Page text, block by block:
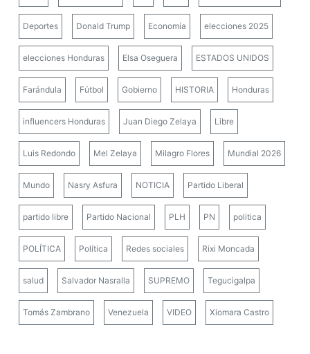
Deportes Donald Trump Economía elecciones 2025
elecciones Honduras Elsa Oseguera ESTADOS UNIDOS
Farándula Fútbol Gobierno HISTORIA Honduras
influencers Honduras Juan Diego Zelaya Libre
Luis Redondo Mel Zelaya Milagro Flores Mundial 2026
Mundo Nasry Asfura NOTICIA Partido Liberal
partido libre Partido Nacional PLH PN politica
POLÍTICA Política Redes sociales Rixi Moncada
salud Salvador Nasralla SUPREMO Tegucigalpa
Tomás Zambrano Venezuela VIDEO Xiomara Castro